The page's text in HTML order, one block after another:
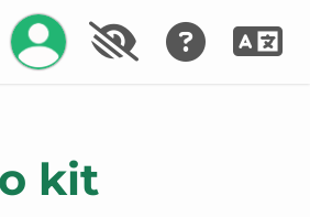
Управление аккаунтом
kit